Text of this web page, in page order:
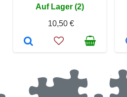
Auf Lager (2)
10,50 €